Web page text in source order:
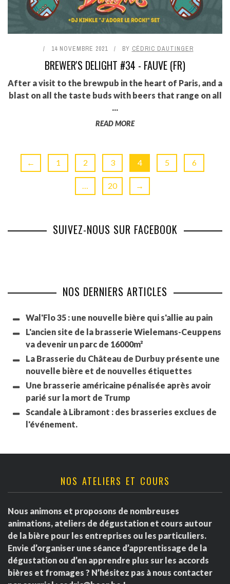
14 NOVEMBRE 2021 BY CÉDRIC DAUTINGER
BREWER'S DELIGHT #34 - FAUVE (FR)
After a visit to the brewpub in the heart of Paris, and a
blast on all the taste buds with beers that range on all
...
READ MORE
← 1 2 3 4 5 6
20 →
SUIVEZ-NOUS SUR FACEBOOK
NOS DERNIERS ARTICLES
Wal'Flo 35 : une nouvelle bière qui s'allie au pain
L'ancien site de la brasserie Wielemans-Ceuppens
va devenir un parc de 16000m²
La Brasserie du Château de Durbuy présente une
nouvelle bière et de nouvelles étiquettes
Une brasserie américaine pénalisée après avoir
parié sur la mort de Trump
Scandale à Libramont : des brasseries exclues de
l'événement.
NOS ATELIERS ET COURS
Nous animons et proposons de nombreuses
animations, ateliers de dégustation et cours autour
de la bière pour les entreprises ou les particuliers.
Envie d’organiser une séance d’apprentissage de la
dégustation ou d’en apprendre plus sur les accords
bières et fromages ? N’hésitez pas à nous contacter